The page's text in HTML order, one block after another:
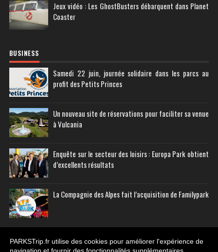
Jeux vidéo : Les GhostBusters débarquent dans Planet
Coaster
BUSINESS
Samedi 22 juin, journée solidaire dans les parcs au
profit des Petits Princes
Un nouveau site de réservations pour faciliter sa venue
à Vulcania
Enquête sur le secteur des loisirs : Europa Park obtient
d’excellents résultats
La Compagnie des Alpes fait l’acquisition de Familypark
PARKSTrip.fr utilise des cookies pour améliorer l'expérience de
navigation et fournir des fonctionnalités supplémentaires